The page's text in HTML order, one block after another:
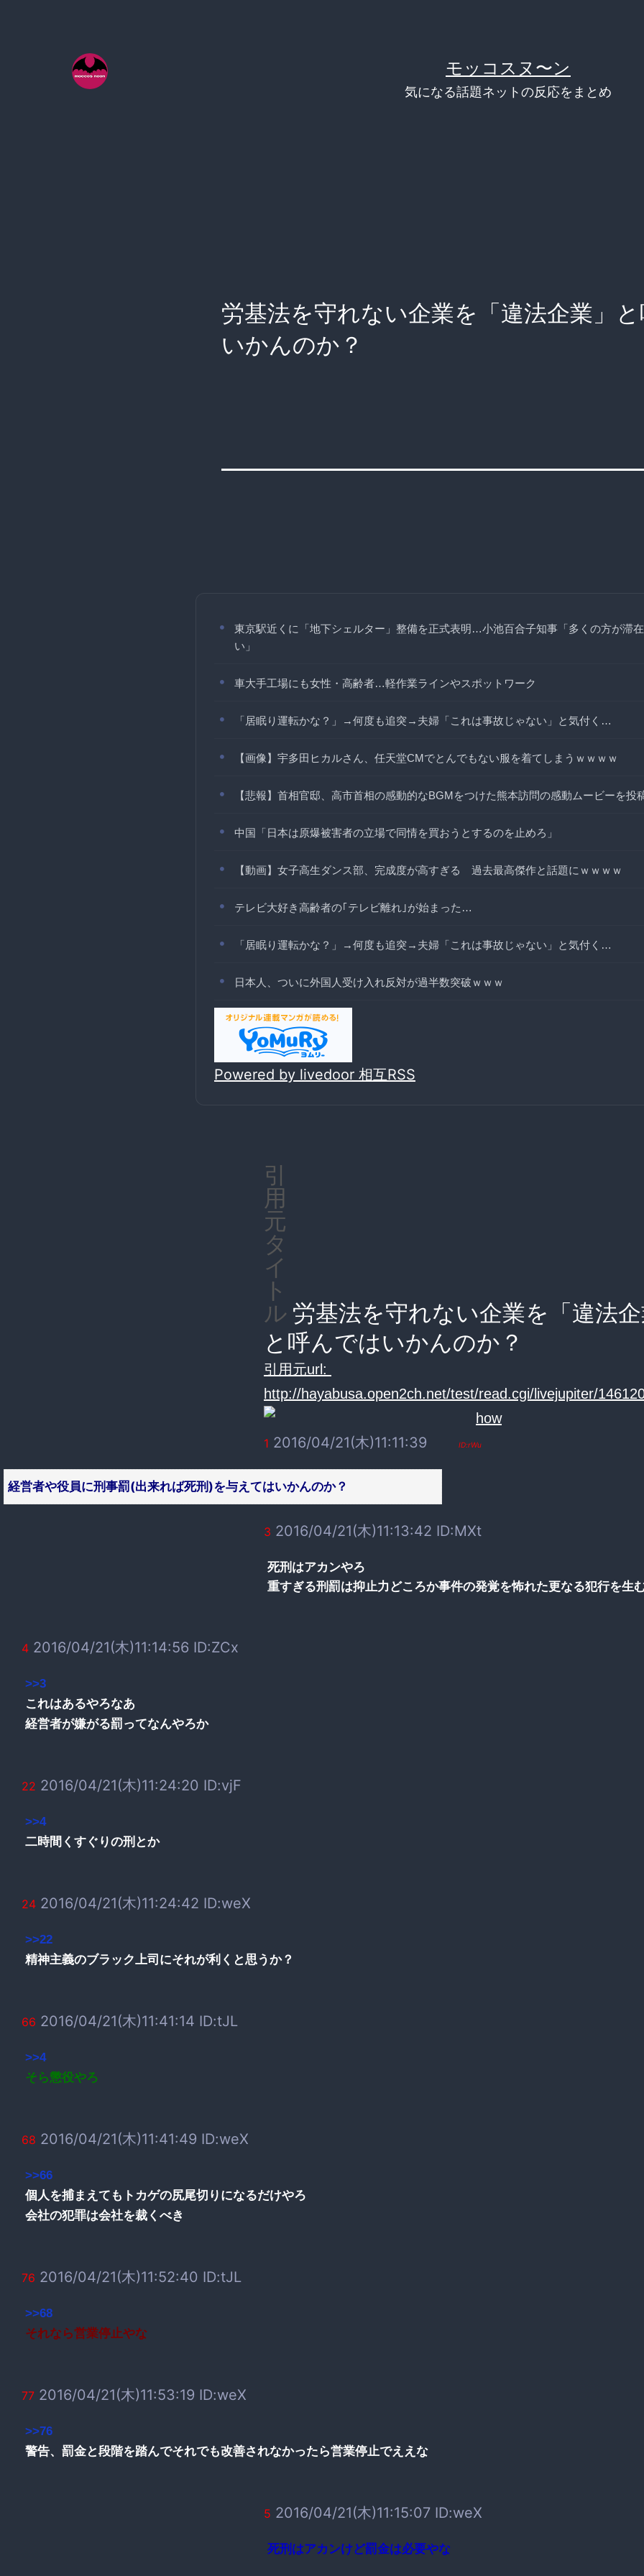
モッコスヌ〜ン
気になる話題ネットの反応をまとめ
労基法を守れない企業を「違法企業」
いかんのか？
東京駅近くに「地下シェルター」整備を正式表明…小池百合子知事「多くの方が滞
い」
車大手工場にも女性・高齢者…軽作業ラインやスポットワーク
「居眠り運転かな？」→何度も追突→夫婦「これは事故じゃない」と気付く…
【画像】宇多田ヒカルさん、任天堂CMでとんでもない服を着てしまうｗｗｗｗ
【悲報】首相官邸、高市首相の感動的なBGMをつけた熊本訪問の感動ムービーを投
中国「日本は原爆被害者の立場で同情を買おうとするのを止めろ」
【動画】女子高生ダンス部、完成度が高すぎる 過去最高傑作と話題にｗｗｗｗ
テレビ大好き高齢者の｢テレビ離れ｣が始まった…
「居眠り運転かな？」→何度も追突→夫婦「これは事故じゃない」と気付く…
日本人、ついに外国人受け入れ反対が過半数突破ｗｗｗ
Powered by livedoor 相互RSS
引
用
元
タ
イ
ト
ル 労基法を守れない企業を「違法
と呼んではいかんのか？
引用元url:
http://hayabusa.open2ch.net/test/read.cgi/livejupiter/
1 2016/04/21(木)11:11:39 ID:rWu
経営者や役員に刑事罰(出来れば死刑)を与えてはいかんのか？
3 2016/04/21(木)11:13:42 ID:MXt
死刑はアカンやろ
重すぎる刑罰は抑止力どころか事件の発覚を怖れた更なる犯行を生
4 2016/04/21(木)11:14:56 ID:ZCx
>>3
これはあるやろなあ
経営者が嫌がる罰ってなんやろか
22 2016/04/21(木)11:24:20 ID:vjF
>>4
二時間くすぐりの刑とか
24 2016/04/21(木)11:24:42 ID:weX
>>22
精神主義のブラック上司にそれが利くと思うか？
66 2016/04/21(木)11:41:14 ID:tJL
>>4
そら懲役やろ
68 2016/04/21(木)11:41:49 ID:weX
>>66
個人を捕まえてもトカゲの尻尾切りになるだけやろ
会社の犯罪は会社を裁くべき
76 2016/04/21(木)11:52:40 ID:tJL
>>68
それなら営業停止やな
77 2016/04/21(木)11:53:19 ID:weX
>>76
警告、罰金と段階を踏んでそれでも改善されなかったら営業停止でええな
5 2016/04/21(木)11:15:07 ID:weX
死刑はアカンけど罰金は必要やな